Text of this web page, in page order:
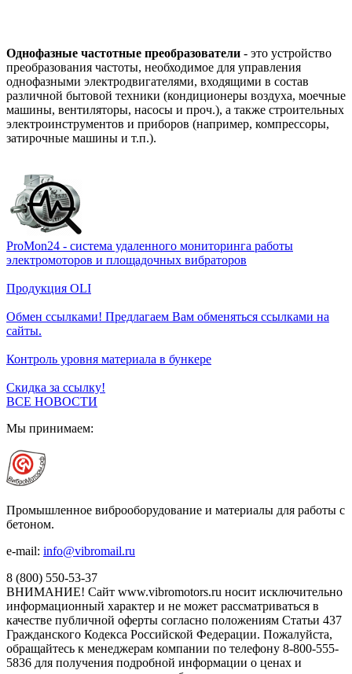
Однофазные частотные преобразователи - это устройство
преобразования частоты, необходимое для управления
однофазными электродвигателями, входящими в состав
различной бытовой техники (кондиционеры воздуха, моечные
машины, вентиляторы, насосы и проч.), а также строительных
электроинструментов и приборов (например, компрессоры,
затирочные машины и т.п.).
ProMon24 - система удаленного мониторинга работы
электромоторов и площадочных вибраторов
Продукция OLI
Обмен ссылками! Предлагаем Вам обменяться ссылками на
сайты.
Контроль уровня материала в бункере
Скидка за ссылку!
ВСЕ НОВОСТИ
Мы принимаем:
Промышленное виброоборудование и материалы для работы с
бетоном.
e-mail: info@vibromail.ru
8 (800) 550-53-37
ВНИМАНИЕ! Сайт www.vibromotors.ru носит исключительно
информационный характер и не может рассматриваться в
качестве публичной оферты согласно положениям Статьи 437
Гражданского Кодекса Российской Федерации. Пожалуйста,
обращайтесь к менеджерам компании по телефону 8-800-555-
5836 для получения подробной информации о ценах и